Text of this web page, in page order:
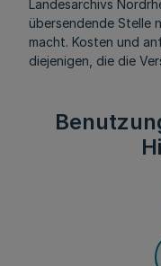
Landesarchivs
übersendende Stelle
macht. Kosten und
diejenigen, die die